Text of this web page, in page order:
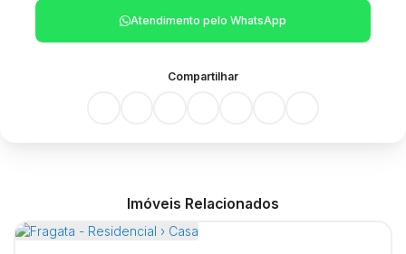
Atendimento pelo WhatsApp
Compartilhar
Imóveis Relacionados